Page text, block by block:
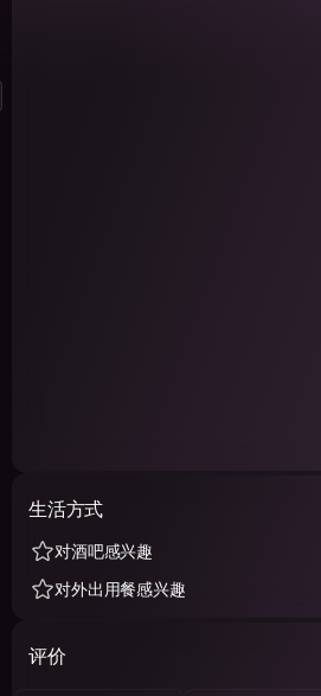
生活方式
对酒吧感兴趣
对外出用餐感兴趣
评价